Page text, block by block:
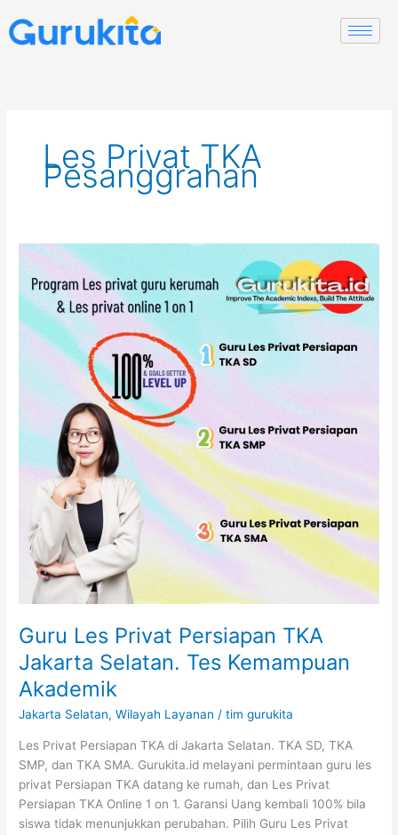
to
content
Les Privat TKA
Pesanggrahan
Guru Les Privat Persiapan TKA
Jakarta Selatan. Tes Kemampuan
Akademik
Jakarta Selatan,Wilayah Layanan /tim gurukita
Les Privat Persiapan TKA di Jakarta Selatan. TKA SD, TKA
SMP, dan TKA SMA. Gurukita.id melayani permintaan guru les
privat Persiapan TKA datang ke rumah, dan Les Privat
Persiapan TKA Online 1 on 1. Garansi Uang kembali 100% bila
siswa tidak menunjukkan perubahan. Pilih Guru Les Privat
Guru
Privat
Persiapan
TKA
Jakarta
Tes
Kemampuan
Akademik